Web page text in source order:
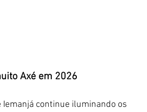
Axé em 2026
Iemanjá continue iluminando os